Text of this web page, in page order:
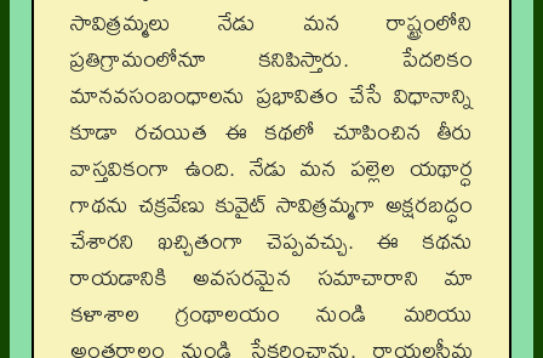
సావిత్రమ్మలు నేడు మన రాష్ట్రంలోని
ప్రతిగ్రామంలోనూ కనిపిస్తారు. పేదరికం
మానవసంబంధాలను ప్రభావితం చేసే విధానాన్ని
కూడా రచయిత ఈ కథలో చూపించిన తీరు
వాస్తవికంగా ఉంది. నేడు మన పల్లెల యథార్ధ
గాథను చక్రవేణు కువైట్ సావిత్రమ్మగా అక్షరబద్ధం
చేశారని ఖచ్చితంగా చెప్పవచ్చు. ఈ కథను
రాయడానికి అవసరమైన సమాచారాని మా
కళాశాల గ్రంథాలయం నుండి మరియు